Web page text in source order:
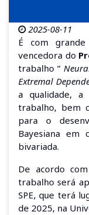
2025-08-11
É com grande
vencedora do
trabalho “
Extremal
a qualidade,
trabalho, bem
para o
Bayesiana em
bivariada.
De acordo
trabalho será
SPE, que terá
de 2025, na